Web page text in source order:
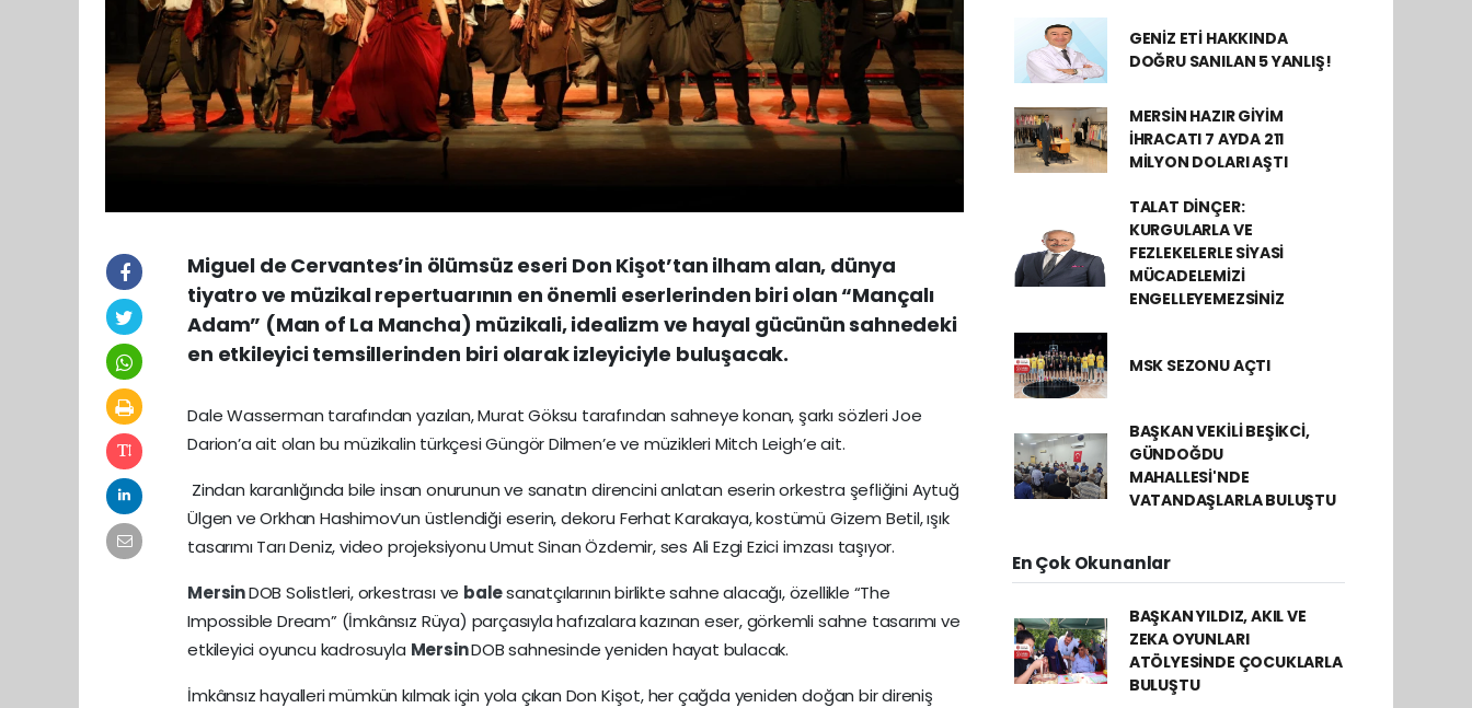
Miguel de Cervantes’in ölümsüz eseri Don Kişot’tan ilham alan, dünya
tiyatro ve müzikal repertuarının en önemli eserlerinden biri olan “Mançalı
Adam” (Man of La Mancha) müzikali, idealizm ve hayal gücünün sahnedeki
en etkileyici temsillerinden biri olarak izleyiciyle buluşacak.
Dale Wasserman tarafından yazılan, Murat Göksu tarafından sahneye konan, şarkı sözleri Joe
Darion’a ait olan bu müzikalin türkçesi Güngör Dilmen’e ve müzikleri Mitch Leigh’e ait.
Zindan karanlığında bile insan onurunun ve sanatın direncini anlatan eserin orkestra şefliğini Aytuğ
Ülgen ve Orkhan Hashimov’un üstlendiği eserin, dekoru Ferhat Karakaya, kostümü Gizem Betil, ışık
tasarımı Tarı Deniz, video projeksiyonu Umut Sinan Özdemir, ses Ali Ezgi Ezici imzası taşıyor.
MersinDOB Solistleri, orkestrası ve balesanatçılarının birlikte sahne alacağı, özellikle “The
Impossible Dream” (İmkânsız Rüya) parçasıyla hafızalara kazınan eser, görkemli sahne tasarımı ve
etkileyici oyuncu kadrosuyla MersinDOB sahnesinde yeniden hayat bulacak.
İmkânsız hayalleri mümkün kılmak için yola çıkan Don Kişot, her çağda yeniden doğan bir direniş
GENİZ ETİ HAKKINDA
DOĞRU SANILAN 5 YANLIŞ!
MERSİN HAZIR GİYİM
İHRACATI 7 AYDA 211
MİLYON DOLARI AŞTI
TALAT DİNÇER:
KURGULARLA VE
FEZLEKELERLE SİYASİ
MÜCADELEMİZİ
ENGELLEYEMEZSİNİZ
MSK SEZONU AÇTI
BAŞKAN VEKİLİ BEŞİKCİ,
GÜNDOĞDU
MAHALLESİ'NDE
VATANDAŞLARLA BULUŞTU
En Çok Okunanlar
BAŞKAN YILDIZ, AKIL VE
ZEKA OYUNLARI
ATÖLYESİNDE ÇOCUKLARLA
BULUŞTU